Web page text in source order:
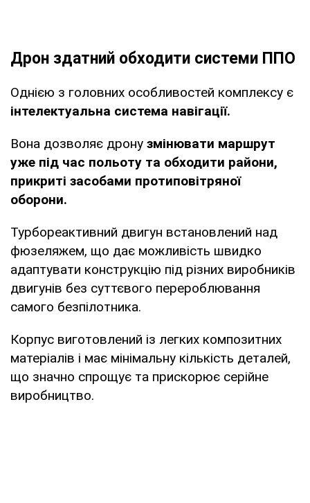
Дрон здатний обходити системи ППО
Однією з головних особливостей комплексу є
інтелектуальна система навігації.
Вона дозволяє дрону змінювати маршрут
уже під час польоту та обходити райони,
прикриті засобами протиповітряної
оборони.
Турбореактивний двигун встановлений над
фюзеляжем, що дає можливість швидко
адаптувати конструкцію під різних виробників
двигунів без суттєвого перероблювання
самого безпілотника.
Корпус виготовлений із легких композитних
матеріалів і має мінімальну кількість деталей,
що значно спрощує та прискорює серійне
виробництво.